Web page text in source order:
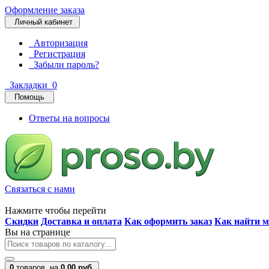
Оформление заказа
Личный кабинет
Авторизация
Регистрация
Забыли пароль?
Закладки 0
Помощь
Ответы на вопросы
Связаться с нами
Нажмите чтобы перейти
Скидки Доставка и оплата Как оформить заказ Как найти
Вы на странице